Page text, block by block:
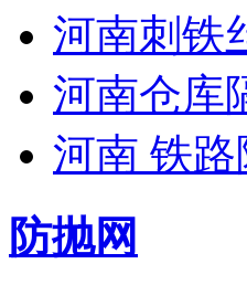
河南刺铁
河南仓库
河南 铁
防抛网